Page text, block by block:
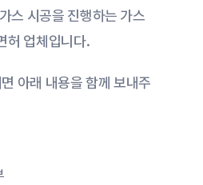
스 시공을 진행하는 가스
허 업체입니다.
아래 내용을 함께 보내주